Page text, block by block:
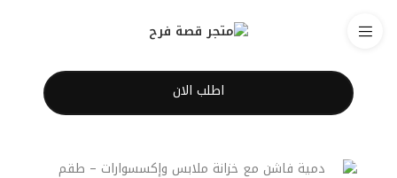
اطلب الان